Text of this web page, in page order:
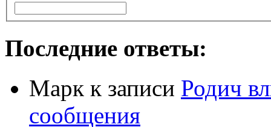
Последние ответы:
Марк к записи Родич
сообщения